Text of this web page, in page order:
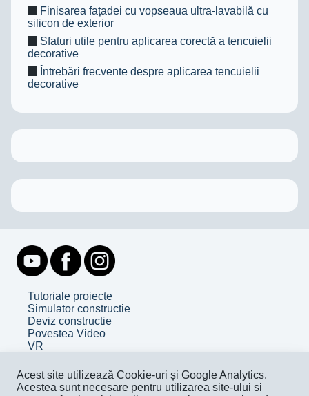
Finisarea fațadei cu vopseaua ultra-lavabilă cu
silicon de exterior
Sfaturi utile pentru aplicarea corectă a tencuielii
decorative
Întrebări frecvente despre aplicarea tencuielii
decorative
Tutoriale proiecte
Simulator constructie
Deviz constructie
Povestea Video
VR
Despre noi
Contact
Acest site utilizează Cookie-uri și Google Analytics.
Acestea sunt necesare pentru utilizarea site-ului si